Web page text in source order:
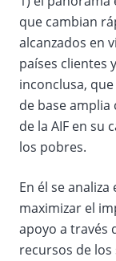
que cambian
alcanzados en
países clientes
inconclusa,
de base
de la AIF en su
los pobres.
En él se analiza
maximizar el
apoyo a través
recursos de